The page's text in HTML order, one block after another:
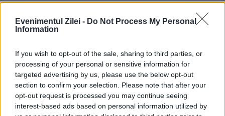
Evenimentul Zilei - Do Not Process My Personal
Information
If you wish to opt-out of the sale, sharing to third parties, or
processing of your personal or sensitive information for
targeted advertising by us, please use the below opt-out
section to confirm your selection. Please note that after your
opt-out request is processed you may continue seeing
interest-based ads based on personal information utilized by
putem trece la o perspectivă stabilă
Uniunii Europene. Eurostat a publicat un
nou clasament pentru 2025